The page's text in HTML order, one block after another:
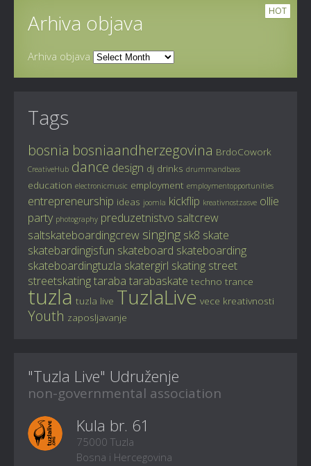
HOT
Arhiva objava
Arhiva objava
Tags
bosnia bosniaandherzegovina BrdoCowork
CreativeHub dance design dj drinks drummandbass
education electronicmusic employment employmentopportunities
entrepreneurship ideas joomla kickflip kreativnostzasve ollie
party photography preduzetnistvo saltcrew
saltskateboardingcrew singing sk8 skate
skatebardingisfun skateboard skateboarding
skateboardingtuzla skatergirl skating street
streetskatingtaraba tarabaskate techno trance
tuzla tuzla live TuzlaLive vece kreativnosti
Youth zaposljavanje
"Tuzla Live" Udruženje
non-governmental association
Kula br. 61
75000 Tuzla
Bosna i Hercegovina